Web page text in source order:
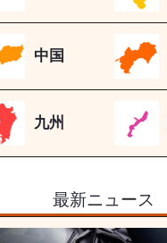
中国
九州
最新ニュース